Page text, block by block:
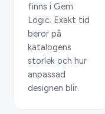
finns i Gem
Logic. Exakt tid
beror på
katalogens
storlek och hur
anpassad
designen blir.